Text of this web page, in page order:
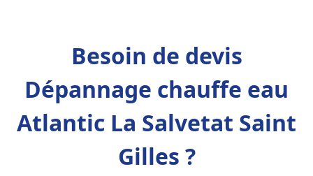
Besoin de devis
Dépannage chauffe eau
Atlantic La Salvetat Saint
Gilles ?